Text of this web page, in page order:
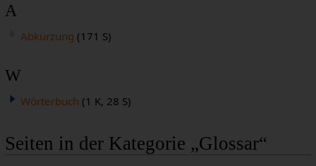
A
Abkürzung (171 S)
W
Wörterbuch (1 K, 28 S)
Seiten in der Kategorie „Glossar“